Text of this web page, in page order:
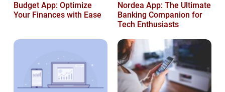
Budget App: Optimize
Your Finances with Ease
Nordea App: The Ultimate
Banking Companion for
Tech Enthusiasts